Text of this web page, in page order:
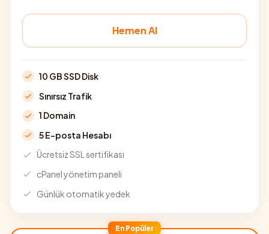
Hemen Al
10 GB SSD Disk
Sınırsız Trafik
1 Domain
5 E-posta Hesabı
Ücretsiz SSL sertifikası
cPanel yönetim paneli
Günlük otomatik yedek
En Popüler